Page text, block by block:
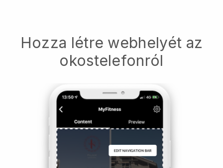
Hozza létre webhelyét az
okostelefonról